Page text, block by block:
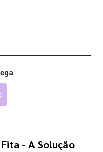
- A Solução